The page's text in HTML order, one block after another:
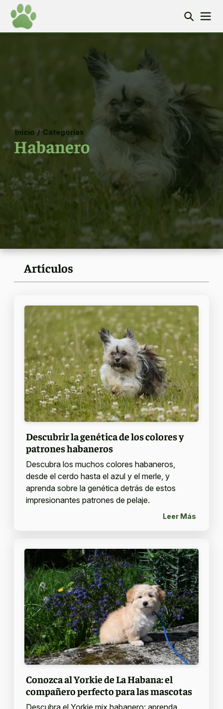
Inicio / Categorías
Habanero
Artículos
Descubrir la genética de los colores y
patrones habaneros
Descubra los muchos colores habaneros,
desde el cerdo hasta el azul y el merle, y
aprenda sobre la genética detrás de estos
impresionantes patrones de pelaje.
Leer Más
Conozca al Yorkie de La Habana: el
compañero perfecto para las mascotas